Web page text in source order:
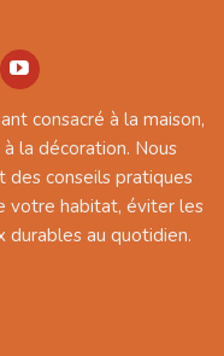
consacré à la maison,
la décoration. Nous
des conseils pratiques
votre habitat, éviter les
durables au quotidien.